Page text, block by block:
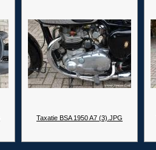
Taxatie BSA 1950 A7 (3).JPG